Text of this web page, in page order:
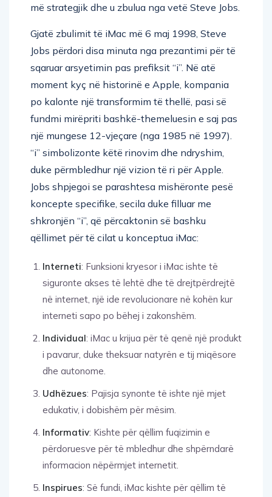
më strategjik dhe u zbulua nga vetë Steve Jobs.
Gjatë zbulimit të iMac më 6 maj 1998, Steve
Jobs përdori disa minuta nga prezantimi për të
sqaruar arsyetimin pas prefiksit “i”. Në atë
moment kyç në historinë e Apple, kompania
po kalonte një transformim të thellë, pasi së
fundmi mirëpriti bashkë-themeluesin e saj pas
një mungese 12-vjeçare (nga 1985 në 1997).
“i” simbolizonte këtë rinovim dhe ndryshim,
duke përmbledhur një vizion të ri për Apple.
Jobs shpjegoi se parashtesa mishëronte pesë
koncepte specifike, secila duke filluar me
shkronjën “i”, që përcaktonin së bashku
qëllimet për të cilat u konceptua iMac:
Interneti: Funksioni kryesor i iMac ishte të
siguronte akses të lehtë dhe të drejtpërdrejtë
në internet, një ide revolucionare në kohën kur
interneti sapo po bëhej i zakonshëm.
Individual: iMac u krijua për të qenë një produkt
i pavarur, duke theksuar natyrën e tij miqësore
dhe autonome.
Udhëzues: Pajisja synonte të ishte një mjet
edukativ, i dobishëm për mësim.
Informativ: Kishte për qëllim fuqizimin e
përdoruesve për të mbledhur dhe shpërndarë
informacion nëpërmjet internetit.
Inspirues: Së fundi, iMac kishte për qëllim të